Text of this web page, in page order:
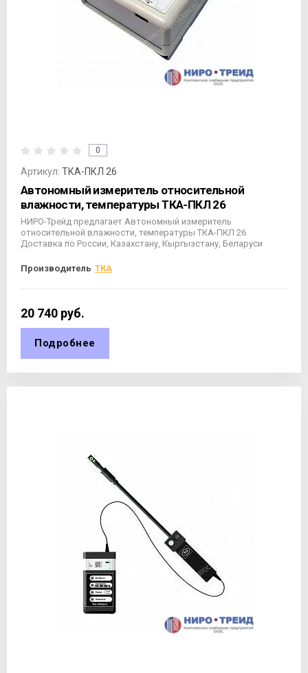
0
Артикул: ТКА-ПКЛ 26
Автономный измеритель относительной
влажности, температуры ТКА-ПКЛ 26
НИРО-Трейд предлагает Автономный измеритель
относительной влажности, температуры ТКА-ПКЛ 26
Доставка по России, Казахстану, Кыргызстану, Беларуси
Производитель ТКА
20 740 руб.
Подробнее